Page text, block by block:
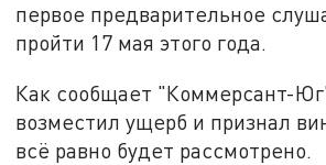
первое предварительное
пройти 17 мая этого года.
Как сообщает "Коммерсант-
возместил ущерб и признал
всё равно будет рассмотрено.